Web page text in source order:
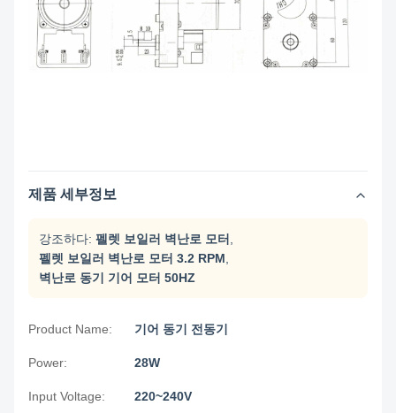
제품 세부정보
강조하다: 펠렛 보일러 벽난로 모터 ,
펠렛 보일러 벽난로 모터 3.2 RPM,
벽난로 동기 기어 모터 50HZ
Product Name: 기어 동기 전동기
Power: 28W
Input Voltage: 220~240V